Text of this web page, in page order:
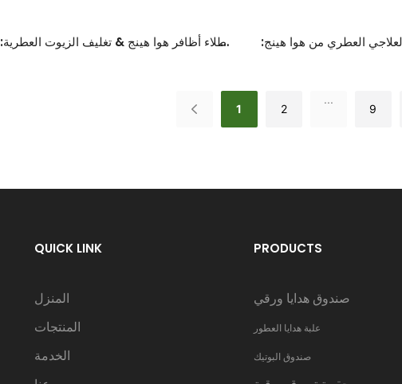
طلاء أظافر هوا هينج & تغليف الزيوت العطرية:
العطري من هوا هينج:
1 2
...
9
QUICK LINK
المنزل
المنتجات
الخدمة
PRODUCTS
صندوق هدايا ورقي
علبة هدايا العطور
صندوق البوتيك